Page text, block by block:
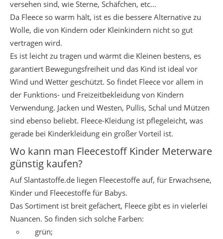
versehen sind, wie Sterne, Schäfchen, etc…
Da Fleece so warm hält, ist es die bessere Alternative zu
Wolle, die von Kindern oder Kleinkindern nicht so gut
vertragen wird.
Es ist leicht zu tragen und wärmt die Kleinen bestens, es
garantiert Bewegungsfreiheit und das Kind ist ideal vor
Wind und Wetter geschützt. So findet Fleece vor allem in
der Funktions- und Freizeitbekleidung von Kindern
Verwendung. Jacken und Westen, Pullis, Schal und Mützen
sind ebenso beliebt. Fleece-Kleidung ist pflegeleicht, was
gerade bei Kinderkleidung ein großer Vorteil ist.
Wo kann man Fleecestoff Kinder Meterware
günstig kaufen?
Auf Slantastoffe.de liegen Fleecestoffe auf, für Erwachsene,
Kinder und Fleecestoffe für Babys.
Das Sortiment ist breit gefächert, Fleece gibt es in vielerlei
Nuancen. So finden sich solche Farben:
grün;